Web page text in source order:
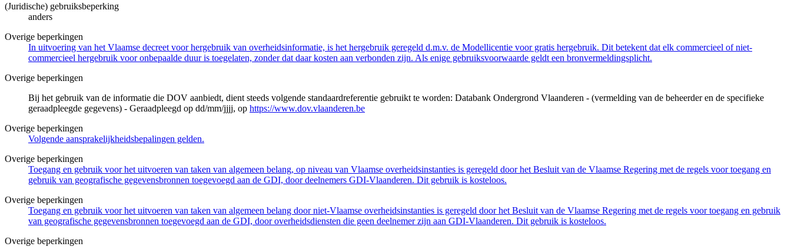
(Juridische) gebruiksbeperking
anders
Overige beperkingen
In uitvoering van het Vlaamse decreet voor hergebruik van overheidsinformatie, is het hergebruik geregeld d.m.v. de Modellicentie voor gratis hergebruik. Dit betekent dat elk commercieel of niet-
commercieel hergebruik voor onbepaalde duur is toegelaten, zonder dat daar kosten aan verbonden zijn. Als enige gebruiksvoorwaarde geldt een bronvermeldingsplicht.
Overige beperkingen
Bij het gebruik van de informatie die DOV aanbiedt, dient steeds volgende standaardreferentie gebruikt te worden: Databank Ondergrond Vlaanderen - (vermelding van de beheerder en de specifieke
geraadpleegde gegevens) - Geraadpleegd op dd/mm/jjjj, op https://www.dov.vlaanderen.be
Overige beperkingen
Volgende aansprakelijkheidsbepalingen gelden.
Overige beperkingen
Toegang en gebruik voor het uitvoeren van taken van algemeen belang, op niveau van Vlaamse overheidsinstanties is geregeld door het Besluit van de Vlaamse Regering met de regels voor toegang en
gebruik van geografische gegevensbronnen toegevoegd aan de GDI, door deelnemers GDI-Vlaanderen. Dit gebruik is kosteloos.
Overige beperkingen
Toegang en gebruik voor het uitvoeren van taken van algemeen belang door niet-Vlaamse overheidsinstanties is geregeld door het Besluit van de Vlaamse Regering met de regels voor toegang en gebruik
van geografische gegevensbronnen toegevoegd aan de GDI, door overheidsdiensten die geen deelnemer zijn aan GDI-Vlaanderen. Dit gebruik is kosteloos.
Overige beperkingen